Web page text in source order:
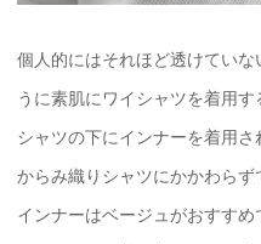
個人的にはそれほど透けてい
うに素肌にワイシャツを着用
シャツの下にインナーを着用さ
からみ織りシャツにかかわら
インナーはベージュがおすすめ